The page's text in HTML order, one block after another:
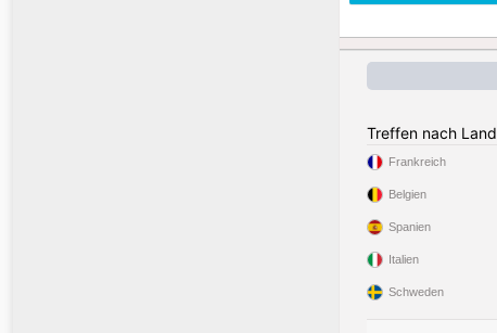
Treffen nach Land
Frankreich
Belgien
Spanien
Italien
Schweden